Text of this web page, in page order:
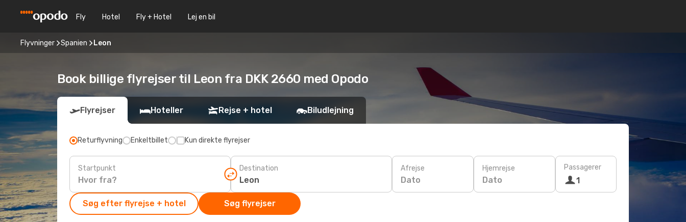
Fly Hotel Fly + Hotel Lej en bil
Flyvninger Spanien Leon
Book billige flyrejser til Leon fra DKK 2660 med Opodo
Flyrejser Hoteller Rejse + hotel Biludlejning
Returflyvning Enkeltbillet Kun direkte flyrejser
Startpunkt Destination Afrejse
Dato
Hjemrejse
Dato
Passagerer
1
Søg efter flyrejse + hotel Søg flyrejser